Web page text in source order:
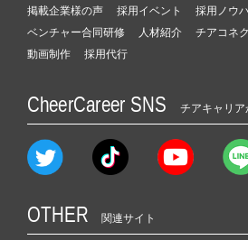
掲載企業様の声 採用イベント 採用ノウ
ベンチャー合同研修
人材紹介 チアコネ
動画制作
採用代行
CheerCareer SNS チアキャリ
OTHER 関連サイト